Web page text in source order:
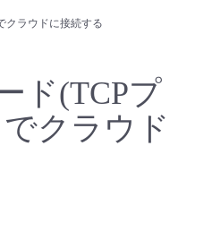
クラウドに接続する
ド(TCPプ
クラウド